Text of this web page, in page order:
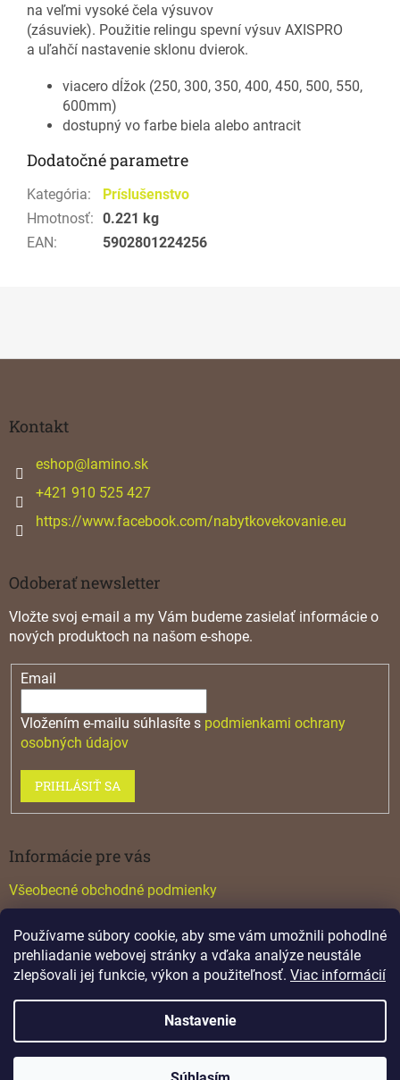
Používame súbory cookie, aby sme vám umožnili pohodlné
prehliadanie webovej stránky a vďaka analýze neustále
zlepšovali jej funkcie, výkon a použiteľnosť. Viac informácií
Nastavenie
na veľmi vysoké čela výsuvov
(zásuviek). Použitie relingu spevní výsuv AXISPRO
a uľahčí nastavenie sklonu dvierok.
viacero dĺžok (250, 300, 350, 400, 450, 500, 550,
600mm)
dostupný vo farbe biela alebo antracit
Dodatočné parametre
Kategória:
Príslušenstvo
Hmotnosť: 0.221 kg
EAN: 5902801224256
Kontakt
eshop@lamino.sk
+421 910 525 427
https://www.facebook.com/nabytkovekovanie.eu
Odoberať newsletter
Vložte svoj e-mail a my Vám budeme zasielať informácie o
nových produktoch na našom e-shope.
Email
Vložením e-mailu súhlasíte s podmienkami ochrany
osobných údajov
PRIHLÁSIŤ SA
Informácie pre vás
Všeobecné obchodné podmienky
Katalógy
Vytvoril Shoptet